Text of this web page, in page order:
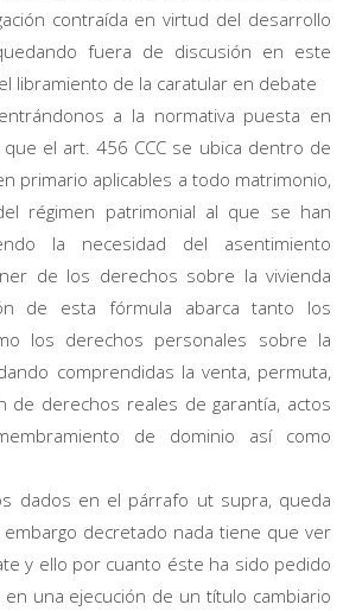
contraída en virtud del desarrollo
fuera de discusión en este
libramiento de la caratular en debate
a la normativa puesta en
el art. 456 CCC se ubica dentro de
primario aplicables a todo matrimonio,
régimen patrimonial al que se han
la necesidad del asentimiento
de los derechos sobre la vivienda
de esta fórmula abarca tanto los
los derechos personales sobre la
comprendidas la venta, permuta,
de derechos reales de garantía, actos
de dominio así como
dados en el párrafo ut supra, queda
decretado nada tiene que ver
y ello por cuanto éste ha sido pedido
una ejecución de un título cambiario